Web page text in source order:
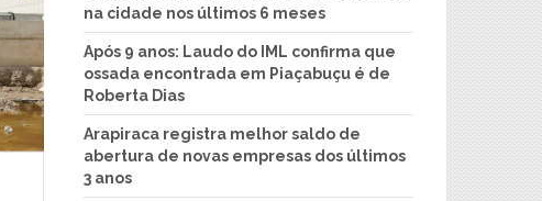
na cidade nos últimos 6 meses
Após 9 anos: Laudo do IML confirma que
ossada encontrada em Piaçabuçu é de
Roberta Dias
Arapiraca registra melhor saldo de
abertura de novas empresas dos últimos
3 anos